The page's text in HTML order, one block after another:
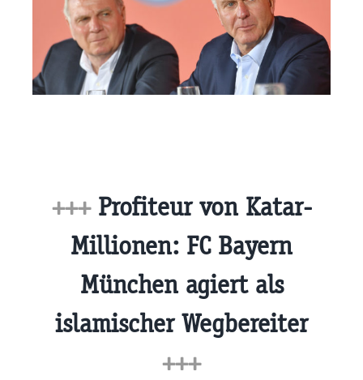
+++Profiteur von Katar-
Millionen: FC Bayern
München agiert als
islamischer Wegbereiter
+++